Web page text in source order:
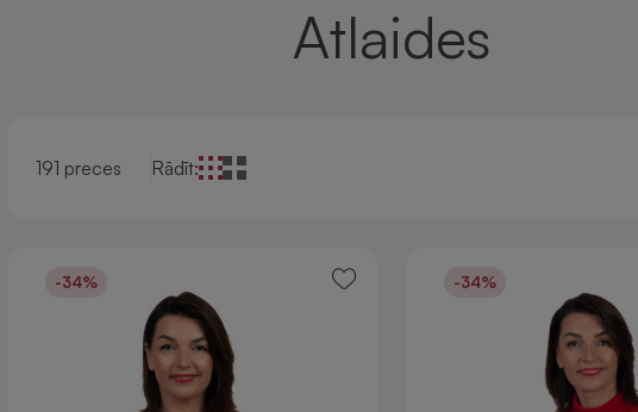
Atlaides
191 preces Rādīt:
-34% -34%